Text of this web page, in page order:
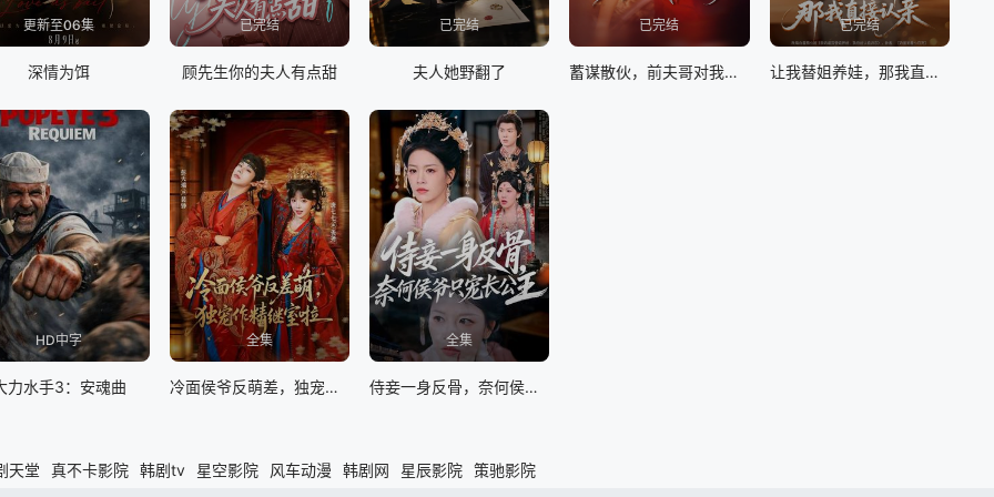
更新至06集
深情为饵
已完结
顾先生你的夫人有点甜
已完结
夫人她野翻了
已完结
蓄谋散伙，前夫哥对我怦然心动
已完结
让我替姐养娃，那我直接认亲
HD中字
力水手3：安魂曲
全集
冷面侯爷反萌差，独宠作精继室啦
全集
侍妾一身反骨，奈何侯爷只宠长公主
天堂 真不卡影院 韩剧tv 星空影院 风车动漫 韩剧网 星辰影院 策驰影院